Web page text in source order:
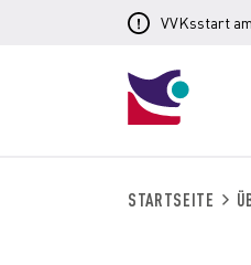
VVKsstart
STARTSEITE